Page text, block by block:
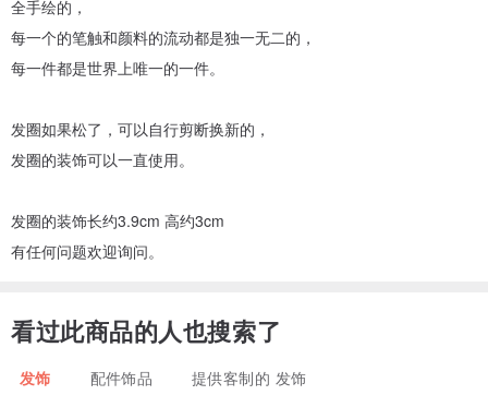
全手绘的，
每一个的笔触和颜料的流动都是独一无二的，
每一件都是世界上唯一的一件。
发圈如果松了，可以自行剪断换新的，
发圈的装饰可以一直使用。
发圈的装饰长约3.9cm 高约3cm
有任何问题欢迎询问。
看过此商品的人也搜索了
发饰 配件饰品 提供客制的 发饰